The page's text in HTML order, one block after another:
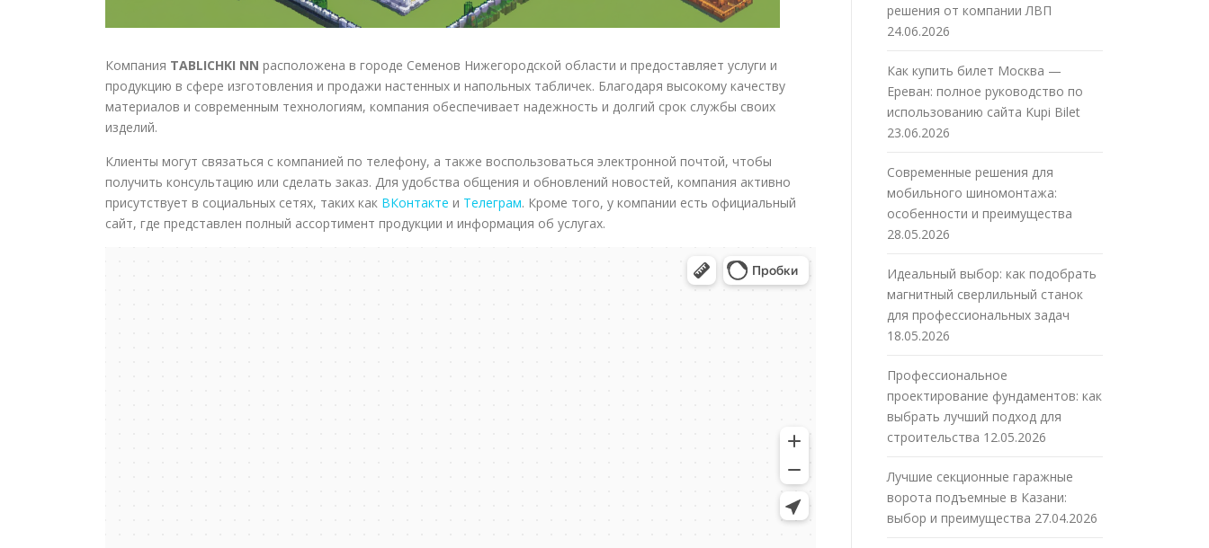
Компания TABLICHKI NN расположена в городе Семенов Нижегородской области и предоставляет услуги и
продукцию в сфере изготовления и продажи настенных и напольных табличек. Благодаря высокому качеству
материалов и современным технологиям, компания обеспечивает надежность и долгий срок службы своих
изделий.
Клиенты могут связаться с компанией по телефону, а также воспользоваться электронной почтой, чтобы
получить консультацию или сделать заказ. Для удобства общения и обновлений новостей, компания активно
присутствует в социальных сетях, таких как ВКонтакте и Телеграм. Кроме того, у компании есть официальный
сайт, где представлен полный ассортимент продукции и информация об услугах.
решения от компании ЛВП
24.06.2026
Как купить билет Москва —
Ереван: полное руководство по
использованию сайта Kupi Bilet
23.06.2026
Современные решения для
мобильного шиномонтажа:
особенности и преимущества
28.05.2026
Идеальный выбор: как подобрать
магнитный сверлильный станок
для профессиональных задач
18.05.2026
Профессиональное
проектирование фундаментов: как
выбрать лучший подход для
строительства 12.05.2026
Лучшие секционные гаражные
ворота подъемные в Казани:
выбор и преимущества 27.04.2026